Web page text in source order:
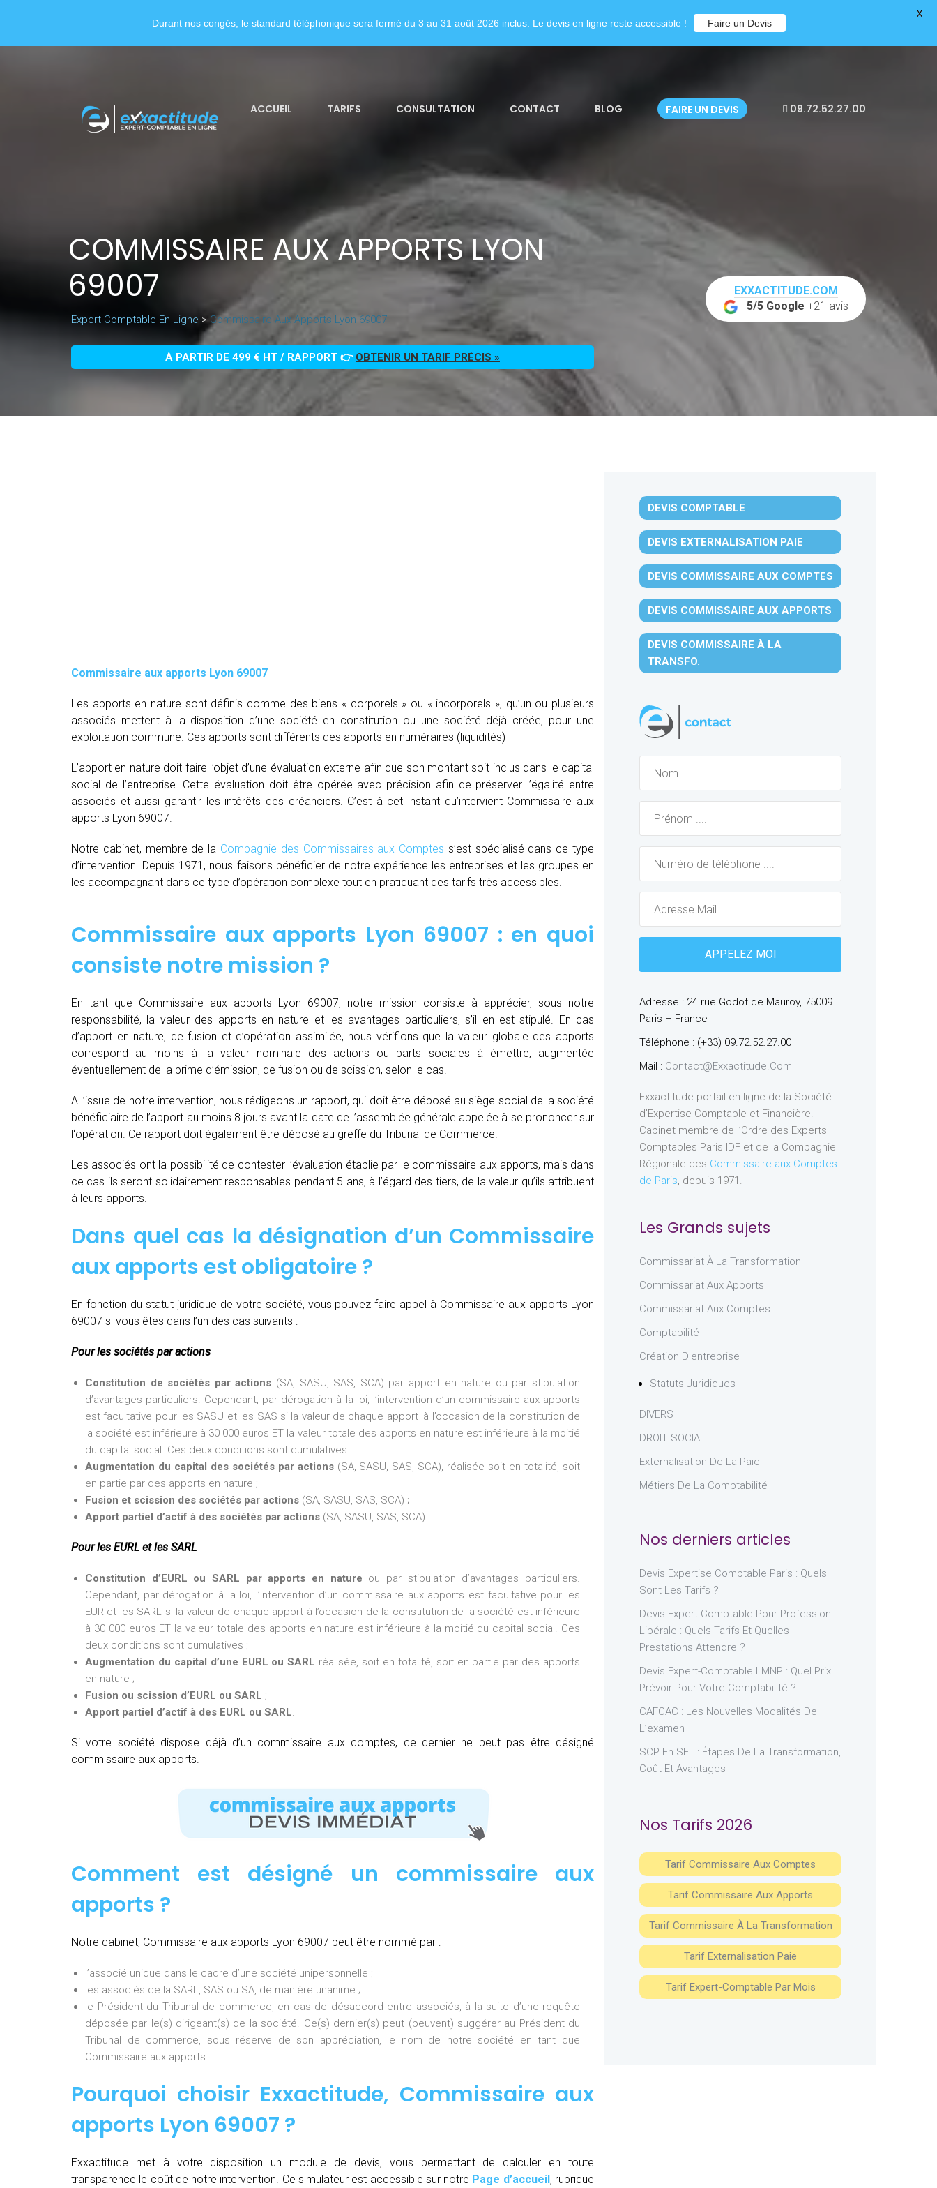
ACCUEIL TARIFS CONSULTATION CONTACT BLOG FAIRE UN DEVIS 09.72.52.27.00
COMMISSAIRE AUX APPORTS LYON
69007
Expert Comptable En Ligne > Commissaire Aux Apports Lyon 69007
À PARTIR DE 499 € HT / RAPPORT 👉 OBTENIR UN TARIF PRÉCIS »
EXXACTITUDE.COM
5/5 Google +21 avis
Commissaire aux apports Lyon 69007
Les apports en nature sont définis comme des biens « corporels » ou « incorporels », qu’un ou plusieurs
associés mettent à la disposition d’une société en constitution ou une société déjà créée, pour une
exploitation commune. Ces apports sont différents des apports en numéraires (liquidités)
L’apport en nature doit faire l’objet d’une évaluation externe afin que son montant soit inclus dans le capital
social de l’entreprise. Cette évaluation doit être opérée avec précision afin de préserver l’égalité entre
associés et aussi garantir les intérêts des créanciers. C’est à cet instant qu’intervient Commissaire aux
apports Lyon 69007.
Notre cabinet, membre de la Compagnie des Commissaires aux Comptes s’est spécialisé dans ce type
d’intervention. Depuis 1971, nous faisons bénéficier de notre expérience les entreprises et les groupes en
les accompagnant dans ce type d’opération complexe tout en pratiquant des tarifs très accessibles.
Commissaire aux apports Lyon 69007 : en quoi
consiste notre mission ?
En tant que Commissaire aux apports Lyon 69007, notre mission consiste à apprécier, sous notre
responsabilité, la valeur des apports en nature et les avantages particuliers, s’il en est stipulé. En cas
d’apport en nature, de fusion et d’opération assimilée, nous vérifions que la valeur globale des apports
correspond au moins à la valeur nominale des actions ou parts sociales à émettre, augmentée
éventuellement de la prime d’émission, de fusion ou de scission, selon le cas.
A l’issue de notre intervention, nous rédigeons un rapport, qui doit être déposé au siège social de la société
bénéficiaire de l’apport au moins 8 jours avant la date de l’assemblée générale appelée à se prononcer sur
l‘opération. Ce rapport doit également être déposé au greffe du Tribunal de Commerce.
Les associés ont la possibilité de contester l’évaluation établie par le commissaire aux apports, mais dans
ce cas ils seront solidairement responsables pendant 5 ans, à l’égard des tiers, de la valeur qu’ils attribuent
à leurs apports.
Dans quel cas la désignation d’un Commissaire
aux apports est obligatoire ?
En fonction du statut juridique de votre société, vous pouvez faire appel à Commissaire aux apports Lyon
69007 si vous êtes dans l’un des cas suivants :
Pour les sociétés par actions
Constitution de sociétés par actions (SA, SASU, SAS, SCA) par apport en nature ou par stipulation
d’avantages particuliers. Cependant, par dérogation à la loi, l’intervention d’un commissaire aux apports
est facultative pour les SASU et les SAS si la valeur de chaque apport là l’occasion de la constitution de
la société est inférieure à 30 000 euros ET la valeur totale des apports en nature est inférieure à la moitié
du capital social. Ces deux conditions sont cumulatives.
Augmentation du capital des sociétés par actions(SA, SASU, SAS, SCA), réalisée soit en totalité, soit
en partie par des apports en nature ;
Fusion et scission des sociétés par actions (SA, SASU, SAS, SCA) ;
Apport partiel d’actif à des sociétés par actions (SA, SASU, SAS, SCA).
Pour les EURL et les SARL
Constitution d’EURL ou SARL par apports en nature ou par stipulation d’avantages particuliers.
Cependant, par dérogation à la loi, l’intervention d’un commissaire aux apports est facultative pour les
EUR et les SARL si la valeur de chaque apport à l’occasion de la constitution de la société est inférieure
à 30 000 euros ET la valeur totale des apports en nature est inférieure à la moitié du capital social. Ces
deux conditions sont cumulatives ;
Augmentation du capital d’une EURL ou SARL réalisée, soit en totalité, soit en partie par des apports
en nature ;
Fusion ou scission d’EURL ou SARL ;
Apport partiel d’actif à des EURL ou SARL.
Si votre société dispose déjà d’un commissaire aux comptes, ce dernier ne peut pas être désigné
commissaire aux apports.
Comment est désigné un commissaire aux
apports ?
Notre cabinet, Commissaire aux apports Lyon 69007 peut être nommé par :
l’associé unique dans le cadre d’une société unipersonnelle ;
les associés de la SARL, SAS ou SA, de manière unanime ;
le Président du Tribunal de commerce, en cas de désaccord entre associés, à la suite d’une requête
déposée par le(s) dirigeant(s) de la société. Ce(s) dernier(s) peut (peuvent) suggérer au Président du
Tribunal de commerce, sous réserve de son appréciation, le nom de notre société en tant que
Commissaire aux apports.
Pourquoi choisir Exxactitude, Commissaire aux
apports Lyon 69007 ?
Exxactitude met à votre disposition un module de devis, vous permettant de calculer en toute
transparence le coût de notre intervention. Ce simulateur est accessible sur notre Page d’accueil, rubrique
DEVIS COMPTABLE
DEVIS EXTERNALISATION PAIE
DEVIS COMMISSAIRE AUX COMPTES
DEVIS COMMISSAIRE AUX APPORTS
DEVIS COMMISSAIRE À LA
TRANSFO.
Adresse : 24 rue Godot de Mauroy, 75009
Paris – France
Téléphone : (+33) 09.72.52.27.00
Mail : Contact@exxactitude.com
Exxactitude portail en ligne de la Société
d’Expertise Comptable et Financière.
Cabinet membre de l’Ordre des Experts
Comptables Paris IDF et de la Compagnie
Régionale des Commissaire aux Comptes
de Paris, depuis 1971.
Les Grands sujets
Commissariat À La Transformation
Commissariat Aux Apports
Commissariat Aux Comptes
Comptabilité
Création D'entreprise
Statuts Juridiques
DIVERS
DROIT SOCIAL
Externalisation De La Paie
Métiers De La Comptabilité
Nos derniers articles
Devis Expertise Comptable Paris : Quels
Sont Les Tarifs ?
Devis Expert-Comptable Pour Profession
Libérale : Quels Tarifs Et Quelles
Prestations Attendre ?
Devis Expert-Comptable LMNP : Quel Prix
Prévoir Pour Votre Comptabilité ?
CAFCAC : Les Nouvelles Modalités De
L’examen
SCP En SEL : Étapes De La Transformation,
Coût Et Avantages
Nos Tarifs 2026
Tarif Commissaire Aux Comptes
Tarif Commissaire Aux Apports
Tarif Commissaire À La Transformation
Tarif Externalisation Paie
Tarif Expert-Comptable Par Mois
Durant nos congés, le standard téléphonique sera fermé du 3 au 31 août 2026 inclus. Le devis en ligne reste accessible ! Faire un Devis
X